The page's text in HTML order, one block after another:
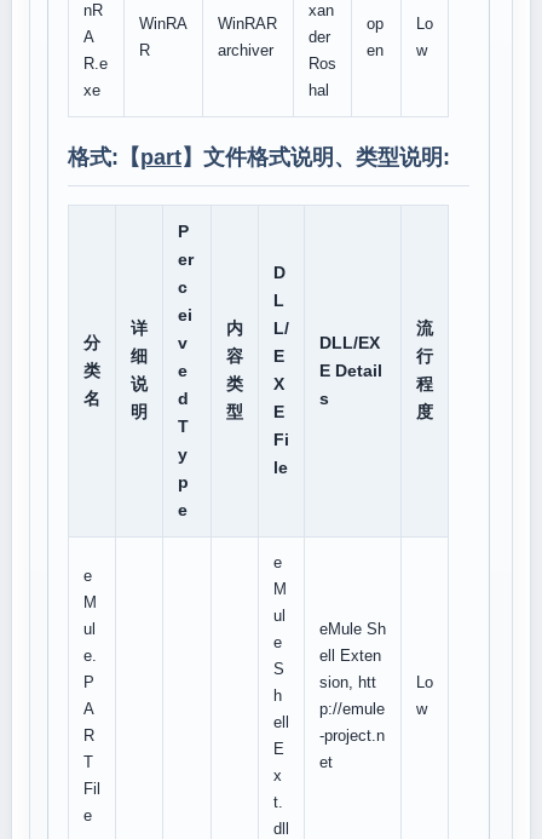
nR
A
R.e
xe
WinRA
R
WinRAR
archiver
xan
der
Ros
hal
op
en
Lo
w
格式:【part】文件格式说明、类型说明:
分
类
名
详
细
说
明
P
er
c
ei
v
e
d
T
y
p
e
内
容
类
型
D
L
L/
E
X
E
Fi
le
DLL/EX
E Detail
s
流
行
程
度
e
M
ul
e.
P
A
R
T
Fil
e
e
M
ul
e
S
h
ell
E
x
t.
dll
eMule Sh
ell Exten
sion, htt
p://emule
-project.n
et
Lo
w